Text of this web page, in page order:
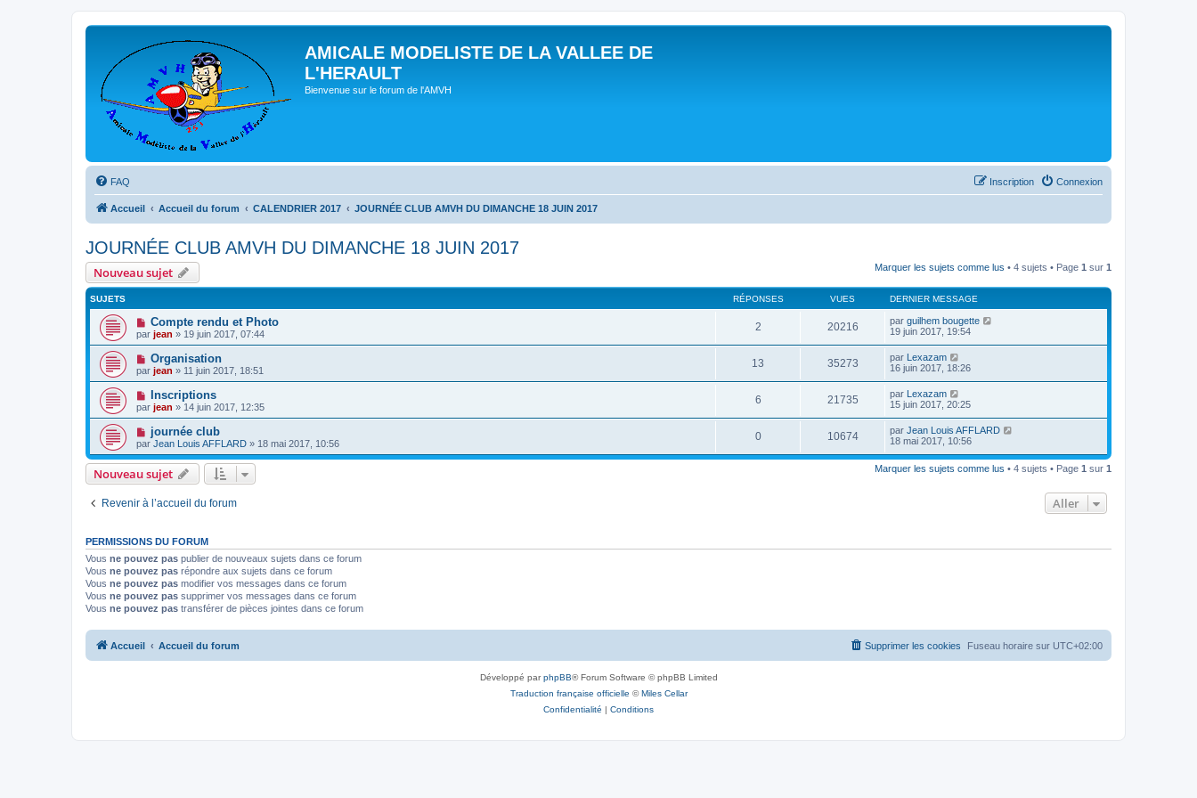
AMICALE MODELISTE DE LA VALLEE DE
L'HERAULT
Bienvenue sur le forum de l'AMVH
FAQ Connexion
Inscription
Accueil Accueil du forum CALENDRIER 2017 JOURNÉE CLUB AMVH DU DIMANCHE 18 JUIN 2017
JOURNÉE CLUB AMVH DU DIMANCHE 18 JUIN 2017
Nouveau sujet Marquer les sujets comme lus • 4 sujets • Page 1 sur 1
SUJETS RÉPONSES VUES DERNIER MESSAGE
Compte rendu et Photo
par jean » 19 juin 2017, 07:44
2 20216 par guilhem bougette
19 juin 2017, 19:54
Organisation
par jean » 11 juin 2017, 18:51
13 35273 par Lexazam
16 juin 2017, 18:26
Inscriptions
par jean » 14 juin 2017, 12:35
6 21735 par Lexazam
15 juin 2017, 20:25
journée club
par Jean Louis AFFLARD » 18 mai 2017, 10:56
0 10674 par Jean Louis AFFLARD
18 mai 2017, 10:56
Nouveau sujet Marquer les sujets comme lus • 4 sujets • Page 1 sur 1
Revenir à l’accueil du forum Aller
PERMISSIONS DU FORUM
Vous ne pouvez pas publier de nouveaux sujets dans ce forum
Vous ne pouvez pas répondre aux sujets dans ce forum
Vous ne pouvez pas modifier vos messages dans ce forum
Vous ne pouvez pas supprimer vos messages dans ce forum
Vous ne pouvez pas transférer de pièces jointes dans ce forum
Accueil Accueil du forum Fuseau horaire sur UTC+02:00
Supprimer les cookies
Développé parphpBB® Forum Software © phpBB Limited
Traduction française officielle ©Miles Cellar
Confidentialité | Conditions